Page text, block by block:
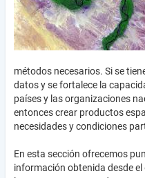
métodos necesarios. Si se
datos y se fortalece la
países y las organizaciones
entonces crear productos
necesidades y condiciones
En esta sección ofrecemos
información obtenida desde